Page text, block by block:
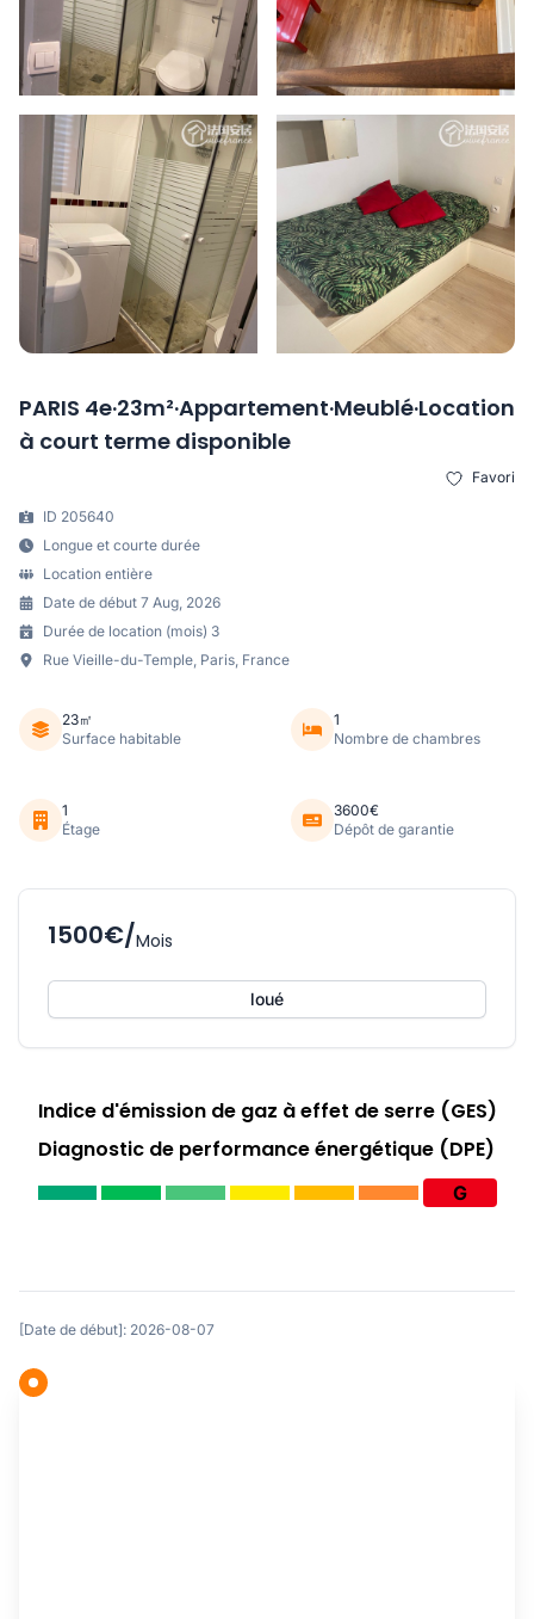
PARIS 4e·23m²·Appartement·Meublé·Location
à court terme disponible
Favori
ID 205640
Longue et courte durée
Location entière
Date de début 7 Aug, 2026
Durée de location (mois) 3
Rue Vieille-du-Temple, Paris, France
23㎡
Surface habitable
1
Nombre de chambres
1
Étage
3600€
Dépôt de garantie
1500€/Mois
loué
Indice d'émission de gaz à effet de serre (GES)
Diagnostic de performance énergétique (DPE)
G
[Date de début]: 2026-08-07